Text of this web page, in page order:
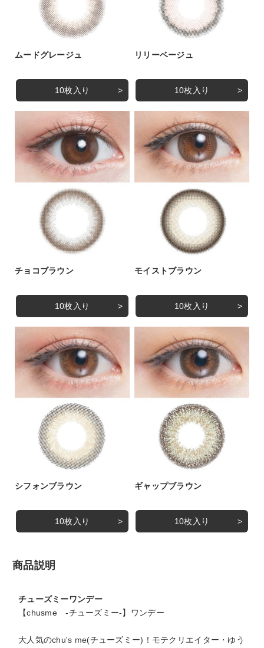
ムードグレージュ
10枚入り
リリーベージュ
10枚入り
チョコブラウン
10枚入り
モイストブラウン
10枚入り
シフォンブラウン
10枚入り
ギャップブラウン
10枚入り
商品説明
チューズミーワンデー
【chusme -チューズミー-】ワンデー
大人気のchu's me(チューズミー)！モテクリエイター・ゆう